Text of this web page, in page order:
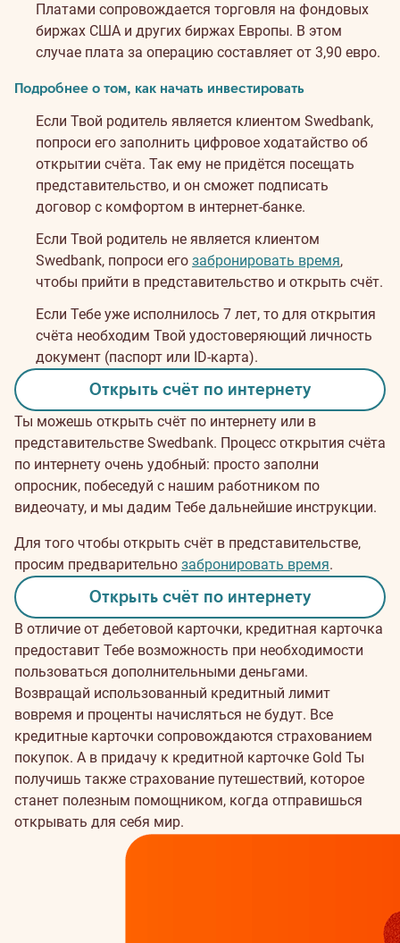
Платами сопровождается торговля на фондовых
биржах США и других биржах Европы. В этом
случае плата за операцию составляет от 3,90 евро.
Подробнее о том, как начать инвестировать
Если Твой родитель является клиентом Swedbank,
попроси его заполнить цифровое ходатайство об
открытии счёта. Так ему не придётся посещать
представительство, и он сможет подписать
договор с комфортом в интернет-банке.
Если Твой родитель не является клиентом
Swedbank, попроси его забронировать время,
чтобы прийти в представительство и открыть счёт.
Если Тебе уже исполнилось 7 лет, то для открытия
счёта необходим Твой удостоверяющий личность
документ (паспорт или ID-карта).
Открыть счёт по интернету
Ты можешь открыть счёт по интернету или в
представительстве Swedbank. Процесс открытия счёта
по интернету очень удобный: просто заполни
опросник, побеседуй с нашим работником по
видеочату, и мы дадим Тебе дальнейшие инструкции.
Для того чтобы открыть счёт в представительстве,
просим предварительно забронировать время.
Открыть счёт по интернету
В отличие от дебетовой карточки, кредитная карточка
предоставит Тебе возможность при необходимости
пользоваться дополнительными деньгами.
Возвращай использованный кредитный лимит
вовремя и проценты начисляться не будут. Все
кредитные карточки сопровождаются страхованием
покупок. А в придачу к кредитной карточке Gold Ты
получишь также страхование путешествий, которое
станет полезным помощником, когда отправишься
открывать для себя мир.